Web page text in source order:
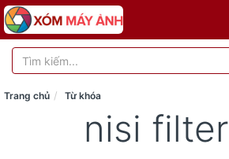
Trang chủ Từ khóa
nisi filter